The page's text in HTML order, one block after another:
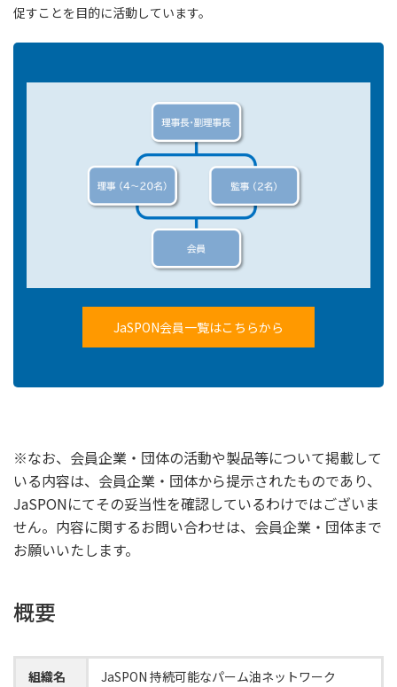
促すことを目的に活動しています。
JaSPON会員一覧はこちらから
※なお、会員企業・団体の活動や製品等について掲載して
いる内容は、会員企業・団体から提示されたものであり、
JaSPONにてその妥当性を確認しているわけではございま
せん。内容に関するお問い合わせは、会員企業・団体まで
お願いいたします。
概要
組織名 JaSPON 持続可能なパーム油ネットワーク